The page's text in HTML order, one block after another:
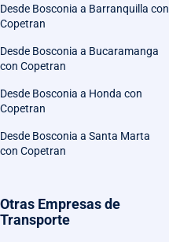
Desde Bosconia a Barranquilla con
Copetran
Desde Bosconia a Bucaramanga
con Copetran
Desde Bosconia a Honda con
Copetran
Desde Bosconia a Santa Marta
con Copetran
Otras Empresas de
Transporte